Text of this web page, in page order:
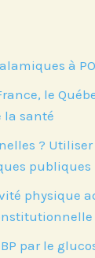
à
le
la santé
?
publiques
par le